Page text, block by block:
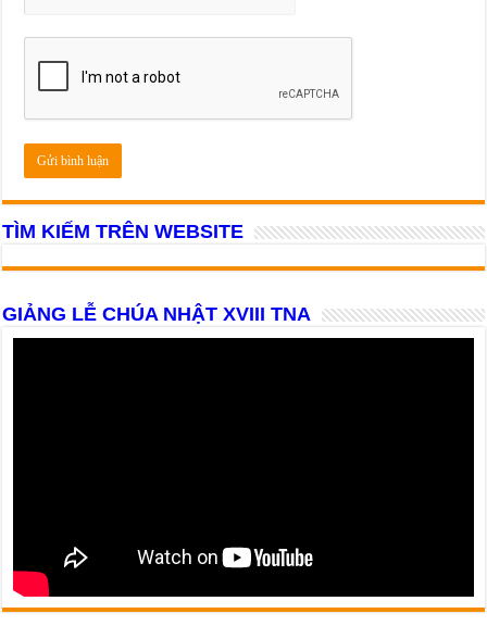
TÌM KIẾM TRÊN WEBSITE
GIẢNG LỄ CHÚA NHẬT XVIII TNA